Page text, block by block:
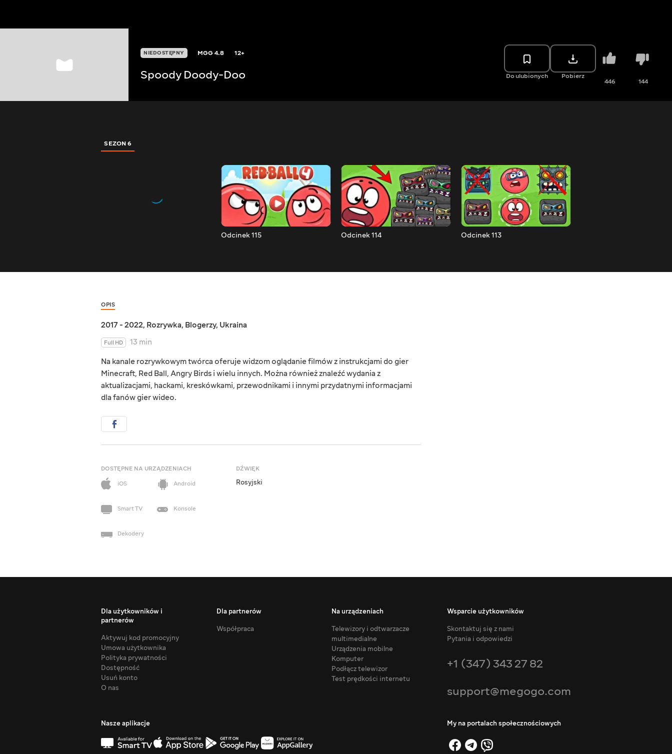
NIEDOSTĘPNY MGG4.8 12+
Spoody Doody-Doo Do ulubionych Pobierz
446 144
SEZON 6
Odcinek 115 Odcinek 114 Odcinek 113
OPIS
2017 - 2022, Rozrywka, Blogerzy, Ukraina
Full HD
13 min
Na kanale rozrywkowym twórca oferuje widzom oglądanie filmów z instrukcjami do gier
Minecraft, Red Ball, Angry Birds i wielu innych. Można również znaleźć wydania z
aktualizacjami, hackami, kreskówkami, przewodnikami i innymi przydatnymi informacjami
dla fanów gier wideo.
DOSTĘPNE NA URZĄDZENIACH
iOS
Android
Smart TV Konsole
Dekodery
DŹWIĘK
Rosyjski
Dla użytkowników i
partnerów
Aktywuj kod promocyjny
Umowa użytkownika
Polityka prywatności
Dostępność
Usuń konto
O nas
Dla partnerów
Współpraca
Na urządzeniach
Telewizory i odtwarzacze
multimedialne
Urządzenia mobilne
Komputer
Podłącz telewizor
Test prędkości internetu
Wsparcie użytkowników
Skontaktuj się z nami
Pytania i odpowiedzi
+1 (347) 343 27 82
support@megogo.com
Nasze aplikacje My na portalach społecznościowych